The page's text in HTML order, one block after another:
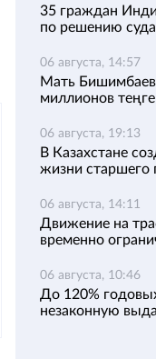
35 граждан
по решению суда
06 августа, 14:57
Мать
миллионов теңге
06 августа, 19:13
В Казахстане
жизни старшего
06 августа, 14:11
Движение на
временно
06 августа, 10:46
До 120%
незаконную